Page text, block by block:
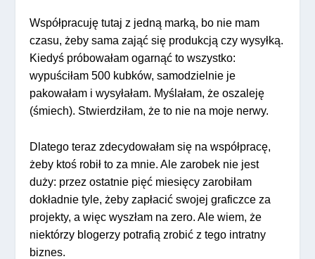
Współpracuję tutaj z jedną marką, bo nie mam
czasu, żeby sama zająć się produkcją czy wysyłką.
Kiedyś próbowałam ogarnąć to wszystko:
wypuściłam 500 kubków, samodzielnie je
pakowałam i wysyłałam. Myślałam, że oszaleję
(śmiech). Stwierdziłam, że to nie na moje nerwy.
Dlatego teraz zdecydowałam się na współpracę,
żeby ktoś robił to za mnie. Ale zarobek nie jest
duży: przez ostatnie pięć miesięcy zarobiłam
dokładnie tyle, żeby zapłacić swojej graficzce za
projekty, a więc wyszłam na zero. Ale wiem, że
niektórzy blogerzy potrafią zrobić z tego intratny
biznes.